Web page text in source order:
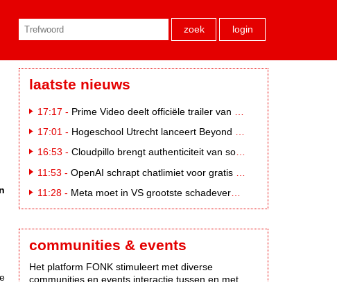
zoek login
laatste nieuws
17:17 - Prime Video deelt officiële trailer van L*VE KLEINE
17:01 - Hogeschool Utrecht lanceert Beyond Campus binnen International Creative Business
16:53 - Cloudpillo brengt authenticiteit van social naar tv
11:53 - OpenAI schrapt chatlimiet voor gratis ChatGPT-gebruikers
11:28 - Meta moet in VS grootste schadevergoeding ooit betalen: 567 miljoen dollar
communities & events
Het platform FONK stimuleert met diverse
communities en events interactie tussen en met